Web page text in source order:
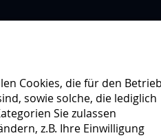
PARTNER
Cookies, die für den Betrieb
sowie solche, die lediglich
Sie zulassen
z.B. Ihre Einwilligung